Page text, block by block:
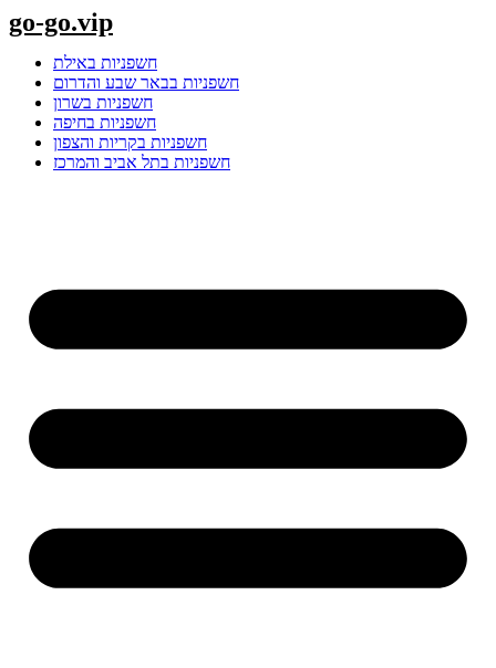
Skip
to
content
go-go.vip
חשפניות באילת
חשפניות בבאר שבע והדרום
חשפניות בשרון
חשפניות בחיפה
חשפניות בקריות והצפון
חשפניות בתל אביב והמרכז